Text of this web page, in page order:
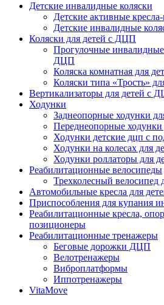
Детские инвалидные коляски
Детские активные кресла-
Детские инвалидные
Коляски для детей с ДЦП
Прогулочные инвалидные
ДЦП
Коляска комнатная для
Коляски типа «Трость»
Вертикализаторы для детей с
Ходунки
Заднеопорные ходунки
Переднеопорные ходунки
Ходунки детские дцп с
Ходунки на колесах для
Ходунки роллаторы для
Реабилитационные велосипеды
Трехколесный
Автомобильные кресла для
Приспособления для купания
Реабилитационные кресла,
позиционеры
Реабилитационные тренажеры
Беговые дорожки ДЦП
Велотренажеры
Виброплатформы
Иппотренажеры
VitaMove